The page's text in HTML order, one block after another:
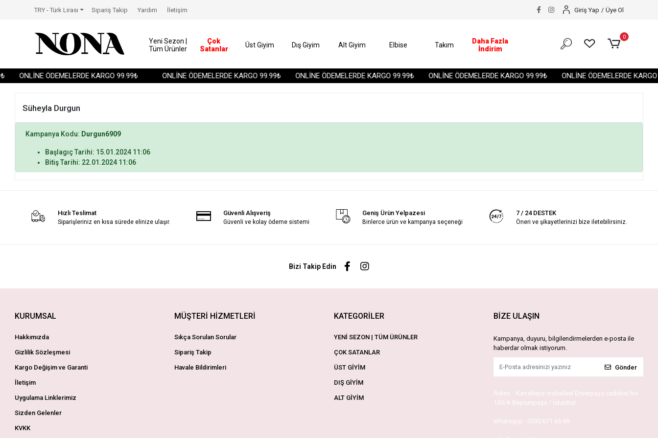
ONLİNE ÖDEMELERDE KARGO 99.99₺ ONLİNE ÖDEMELERDE KARGO 99.99₺ ONLİNE ÖDEMELERDE KARGO 99.99₺ ONLİNE ÖDEMELERDE KARGO 99.99₺ ONLİNE ÖDEMELERDE KARGO
TRY - Türk Lirası Sipariş Takip Yardım İletişim Giriş Yap / Üye Ol
Yeni Sezon |
Tüm Ürünler
Çok
Satanlar
Üst Giyim Dış Giyim Alt Giyim Elbise Takım
Daha Fazla
İndirim
0
Süheyla Durgun
Kampanya Kodu: Durgun6909
Başlagıç Tarihi: 15.01.2024 11:06
Bitiş Tarihi: 22.01.2024 11:06
Hızlı Teslimat
Siparişleriniz en kısa sürede elinize ulaşır.
Güvenli Alışveriş
Güvenli ve kolay ödeme sistemi
Geniş Ürün Yelpazesi
Binlerce ürün ve kampanya seçeneği
7 / 24 DESTEK
Öneri ve şikayetlerinizi bize iletebilirsiniz.
Bizi Takip Edin
KURUMSAL
Hakkımızda
Gizlilik Sözleşmesi
Kargo Değişim ve Garanti
İletişim
Uygulama Linklerimiz
Sizden Gelenler
KVKK
MÜŞTERİ HİZMETLERİ
Sıkça Sorulan Sorular
Sipariş Takip
Havale Bildirimleri
KATEGORİLER
YENİ SEZON | TÜM ÜRÜNLER
ÇOK SATANLAR
ÜST GİYİM
DIŞ GİYİM
ALT GİYİM
BİZE ULAŞIN
Kampanya, duyuru, bilgilendirmelerden e-posta ile
haberdar olmak istiyorum.
Gönder
Adres : Kartaltepe mahallesi Enverpaşa caddesi No
130/A Bayrampaşa / İstanbul
Whatsapp : 0530 671 65 99